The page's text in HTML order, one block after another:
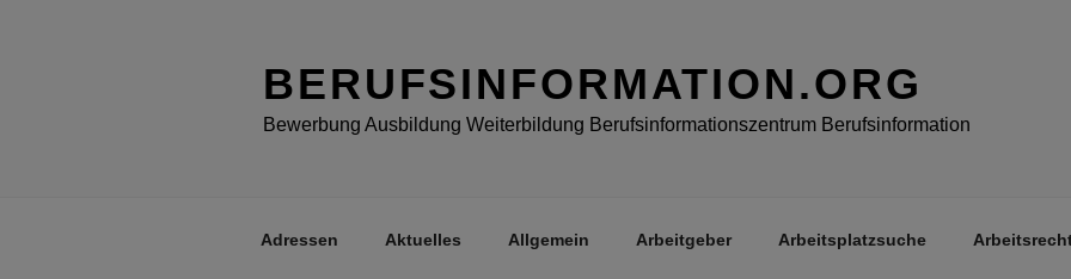
BERUFSINFORMATION.ORG
Bewerbung Ausbildung Weiterbildung Berufsinformationszentrum Berufsinformation
Adressen Aktuelles Allgemein Arbeitgeber Arbeitsplatzsuche